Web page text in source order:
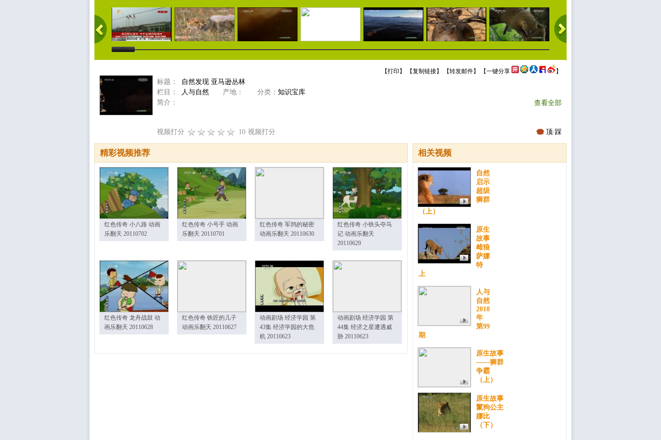
【打印 】 【复制链接】 【转发邮件】 【一键分享 】
标题：
自然发现 亚马逊丛林
栏目：
人与自然 产地： 分类： 知识宝库
简介：
查看全部
视频打分 10 视频打分 顶/踩
相关视频
自然
启示
超级
狮群
（上）
原生
故事
雌狼
萨娜
特
上
人与
自然
2010
年
第99
期
原生故事
——狮群
争霸
（上）
原生故事
鬣狗公主
娜比
（下）
精彩视频推荐
红色传奇 小八路 动画
乐翻天 20110702
红色传奇 小号手 动画
乐翻天 20110701
红色传奇 军鸽的秘密
动画乐翻天 20110630
红色传奇 小铁头夺马
记 动画乐翻天
20110629
红色传奇 龙舟战鼓 动
画乐翻天 20110628
红色传奇 铁匠的儿子
动画乐翻天 20110627
动画剧场 经济学园 第
43集 经济学园的大危
机 20110623
动画剧场 经济学园 第
44集 经济之星遭遇威
胁 20110623